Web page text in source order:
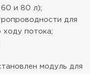
60 и 80 л);
для
ходу потока;
модуль для